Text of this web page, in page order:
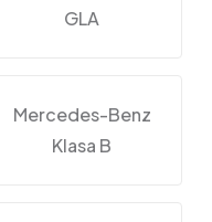
GLA
Mercedes-Benz
Klasa B